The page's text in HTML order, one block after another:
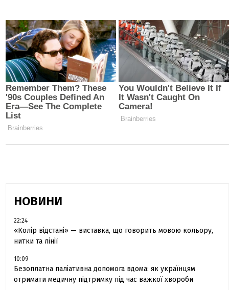
НОВИНИ
22:24
«Колір відстані» — виставка, що говорить мовою кольору,
нитки та лінії
10:09
Безоплатна паліативна допомога вдома: як українцям
отримати медичну підтримку під час важкої хвороби